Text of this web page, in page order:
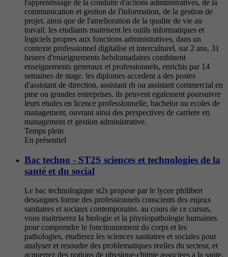
l'apprentissage de la conduite d'actions administratives, de la
communication et gestion de l'information, de la gestion de
projet, ainsi que de l'amelioration de la qualite de vie au
travail. les etudiants maitrisent les outils informatiques et
logiciels propres aux fonctions administratives, dans un
contexte professionnel digitalise et interculturel. sur 2 ans, 31
heures d'enseignements hebdomadaires combinent
enseignements generaux et professionnels, enrichis par 14
semaines de stage. les diplomes accedent a des postes
d'assistant de direction, assistant rh ou assistant commercial en
pme ou grandes entreprises. ils peuvent egalement poursuivre
leurs etudes en licence professionnelle, bachelor ou ecoles de
management, ouvrant ainsi des perspectives de carriere en
management et gestion administrative.
Temps plein
En présentiel
Bac techno - ST2S sciences et technologies de la
santé et du social
Le bac technologique st2s propose par le lycee philibert
dessaignes forme des professionnels conscients des enjeux
sanitaires et sociaux contemporains. au cours de ce cursus,
vous maitriserez la biologie et la physiopathologie humaines
pour comprendre le fonctionnement du corps et les
pathologies, etudierez les sciences sanitaires et sociales pour
analyser et resoudre des problematiques reelles du secteur, et
acquerrez des notions de physique-chimie associees a la sante.